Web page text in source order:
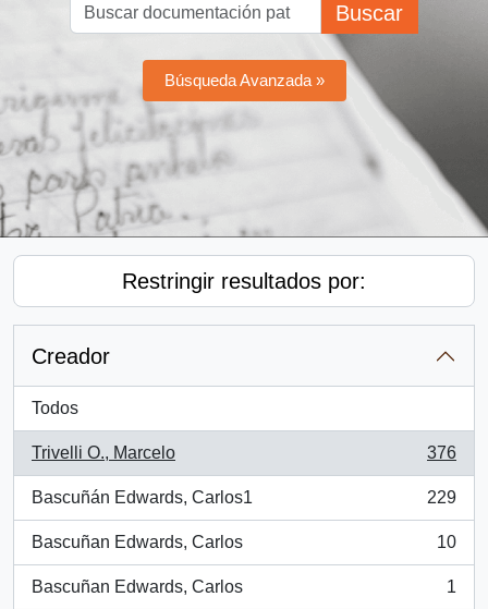
Buscar
Búsqueda Avanzada »
Restringir resultados por:
Creador
Todos
Trivelli O., Marcelo
, 376 resultados
376
Bascuñán Edwards, Carlos1
, 229 resultados
229
Bascuñan Edwards, Carlos
, 10 resultados
10
Bascuñan Edwards, Carlos
, 1 resultados
1